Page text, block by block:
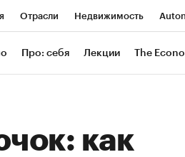
Отрасли Недвижимость
РБК Life Тренды Визионеры
Про: себя Лекции The
как